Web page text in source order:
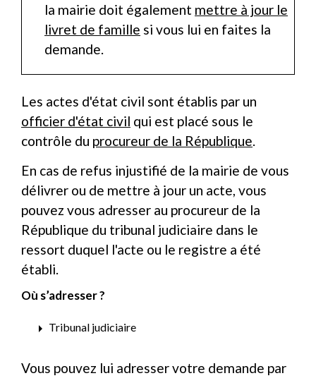
la mairie doit également mettre à jour le
livret de famille si vous lui en faites la
demande.
Les actes d'état civil sont établis par un
officier d'état civil qui est placé sous le
contrôle du procureur de la République.
En cas de refus injustifié de la mairie de vous
délivrer ou de mettre à jour un acte, vous
pouvez vous adresser au procureur de la
République du tribunal judiciaire dans le
ressort duquel l'acte ou le registre a été
établi.
Où s’adresser ?
arrow_right Tribunal judiciaire
Vous pouvez lui adresser votre demande par